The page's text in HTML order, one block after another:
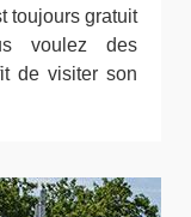
toujours gratuit
voulez des
de visiter son